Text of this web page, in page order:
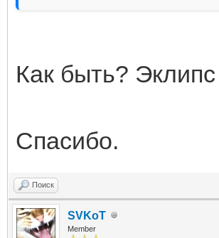
Как быть?
Спасибо.
Поиск
SVKoT
Member